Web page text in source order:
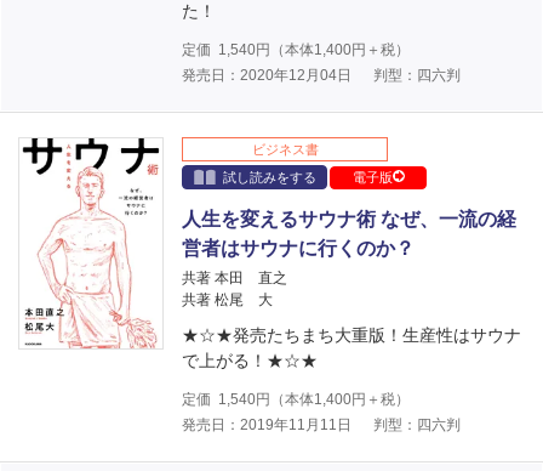
た！
定価 1,540円（本体1,400円＋税）
発売日：2020年12月04日
判型：四六判
ビジネス書
試し読みをする
電子版
人生を変えるサウナ術 なぜ、一流の経
営者はサウナに行くのか？
共著 本田 直之
共著 松尾 大
★☆★発売たちまち大重版！生産性はサウナ
で上がる！★☆★
定価 1,540円（本体1,400円＋税）
発売日：2019年11月11日
判型：四六判